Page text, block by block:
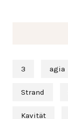
3 agia
Strand
Kavität